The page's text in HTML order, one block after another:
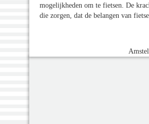
mogelijkheden om te fietsen. De
die zorgen, dat de belangen van